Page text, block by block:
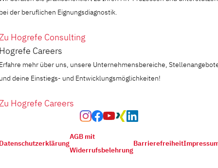
der beruflichen Eignungsdiagnostik.
Hogrefe Consulting
Careers
mehr über uns, unsere Unternehmensbereiche,
deine Einstiegs- und Entwicklungsmöglichkeiten!
Hogrefe Careers
AGB mit
Widerrufsbelehrung
Barrierefreiheit